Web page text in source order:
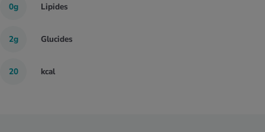
0g Lipides
2g Glucides
20 kcal